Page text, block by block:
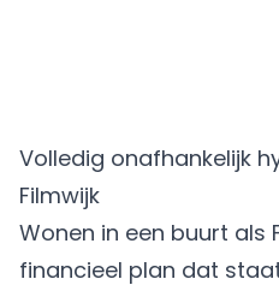
Volledig onafhankelijk
Filmwijk
Wonen in een buurt als
financieel plan dat